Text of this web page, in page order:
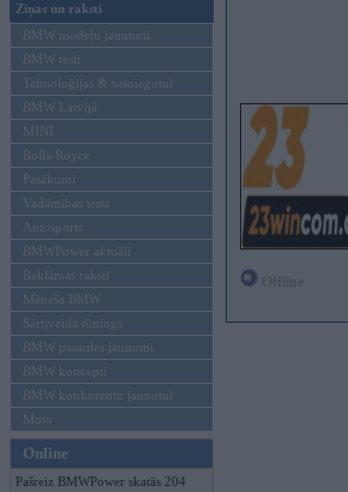
Ziņas un raksti
BMW modeļu jaunumi
BMW testi
Tehnoloģijas & sasniegumi
BMW Latvijā
MINI
Rolls-Royce
Pasākumi
Vadāmības tests
Autosports
BMWPower aktuāli
Reklāmas raksti
Mēneša BMW
Sērijveida tūnings
BMW pasaules jaunumi
BMW koncepti
BMW konkurentu jaunumi
Moto
Online
Pašreiz BMWPower skatās 204